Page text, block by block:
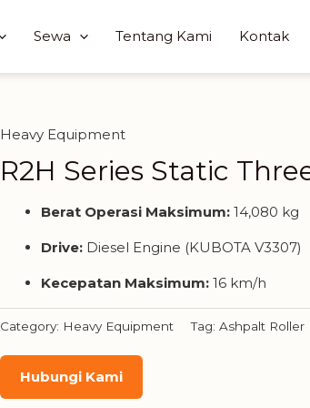
Sewa Tentang Kami Kontak
Heavy Equipment
R2H Series Static
Berat Operasi Maksimum: 14,080 kg
Drive: Diesel Engine (KUBOTA V3307)
Kecepatan Maksimum: 16 km/h
Category: Heavy Equipment Tag: Ashpalt Roller
Hubungi Kami